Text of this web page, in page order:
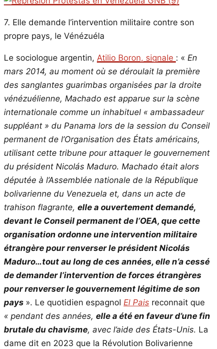
7. Elle demande l’intervention militaire contre son
propre pays, le Vénézuéla
Le sociologue argentin, Atilio Boron, signale : « En
mars 2014, au moment où se déroulait la première
des sanglantes guarimbas organisées par la droite
vénézuélienne, Machado est apparue sur la scène
internationale comme un inhabituel « ambassadeur
suppléant » du Panama lors de la session du Conseil
permanent de l’Organisation des États américains,
utilisant cette tribune pour attaquer le gouvernement
du président Nicolás Maduro. Machado était alors
députée à l’Assemblée nationale de la République
bolivarienne du Venezuela et, dans un acte de
trahison flagrante, elle a ouvertement demandé,
devant le Conseil permanent de l’OEA, que cette
organisation ordonne une intervention militaire
étrangère pour renverser le président Nicolás
Maduro…tout au long de ces années, elle n’a cessé
de demander l’intervention de forces étrangères
pour renverser le gouvernement légitime de son
pays ». Le quotidien espagnol El Pais reconnait que
« pendant des années, elle a été en faveur d’une fin
brutale du chavisme, avec l’aide des États-Unis. La
dame dit en 2023 que la Révolution Bolivarienne